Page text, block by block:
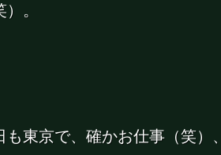
）。
も東京で、確かお仕事（笑）、